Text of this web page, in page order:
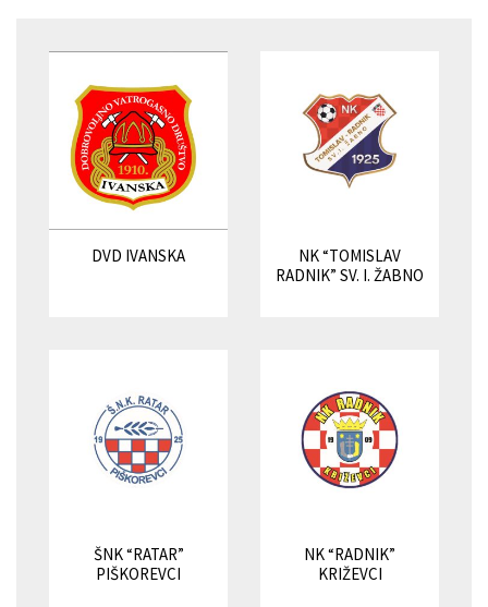
DVD IVANSKA
NK “TOMISLAV
RADNIK” SV. I. ŽABNO
ŠNK “RATAR”
PIŠKOREVCI
NK “RADNIK”
KRIŽEVCI